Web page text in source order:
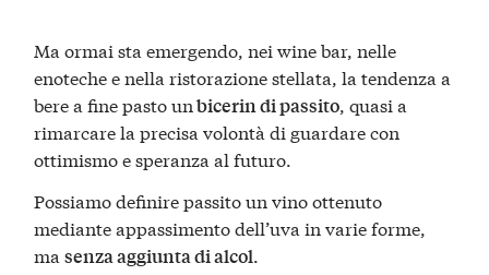
Ma ormai sta emergendo, nei wine bar, nelle
enoteche e nella ristorazione stellata, la tendenza a
bere a fine pasto unbicerin di passito, quasi a
rimarcare la precisa volontà di guardare con
ottimismo e speranza al futuro.
Possiamo definire passito un vino ottenuto
mediante appassimento dell’uva in varie forme,
masenza aggiunta di alcol.